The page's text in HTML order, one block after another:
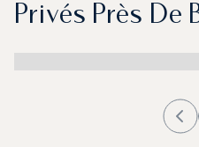
Privés Près De